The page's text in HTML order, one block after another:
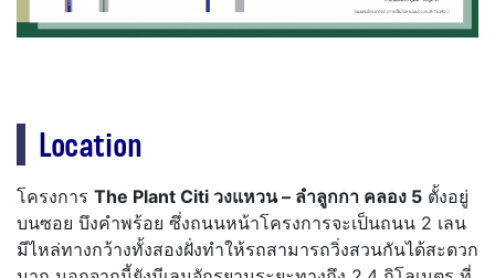
Location
โครงการ The Plant Citi วงแหวน – ลำลูกกา คลอง 5 ตั้งอยู่
บนซอย บึงคำพร้อย ซึ่งถนนหน้าโครงการจะเป็นถนน 2 เลน
มีไหล่ทางกว้างทั้งสองฝั่งทำให้รถสามารถวิ่งสวนกันได้สะดวก